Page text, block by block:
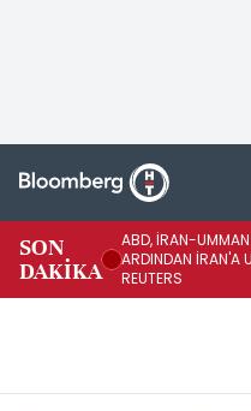
SON
DAKİKA
ABD, İRAN-
ARDINDAN İRAN'A
REUTERS